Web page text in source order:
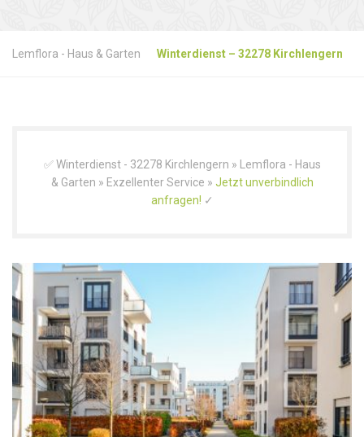
Lemflora - Haus & Garten Winterdienst – 32278 Kirchlengern
✅ Winterdienst - 32278 Kirchlengern » Lemflora - Haus
& Garten » Exzellenter Service » Jetzt unverbindlich
anfragen! ✓